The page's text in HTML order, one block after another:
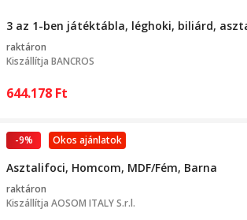
3 az 1-ben játéktábla, léghoki, biliárd,
raktáron
Kiszállítja BANCROS
644.178 Ft
Okos ajánlatok
-9%
Asztalifoci, Homcom, MDF/Fém, Barna
raktáron
Kiszállítja AOSOM ITALY S.r.l.